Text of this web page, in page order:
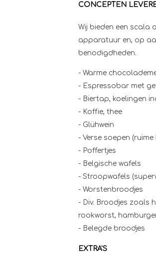
CONCEPTEN
Wij bieden een scala
apparatuur en, op
benodigdheden.
- Warme
- Espressobar met
- Biertap, koelingen
- Koffie, thee
- Glühwein
- Verse soepen
- Poffertjes
- Belgische wafels
- Stroopwafels
- Worstenbroodjes
- Div. Broodjes zoals
rookworst,
- Belegde broodjes
EXTRA'S